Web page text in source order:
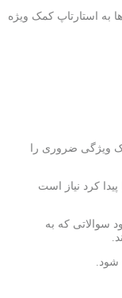
به استارتاپ کمک ویژه
ویژگی ضروری را
کرد نیاز است
سوالاتی که به
شود.